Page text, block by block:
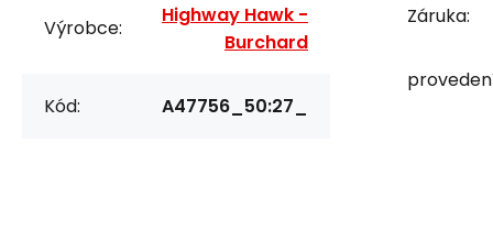
Výrobce:
Highway Hawk -
Burchard
Kód: A47756_50:27_
Záruka: